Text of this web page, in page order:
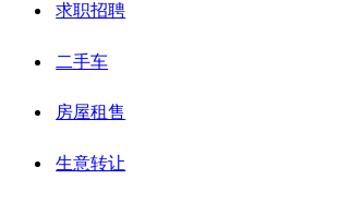
求职招聘
二手车
房屋租售
生意转让